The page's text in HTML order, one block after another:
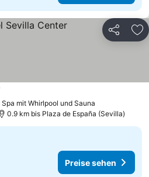
Teilen
mit Whirlpool und Sauna
0.9 km bis Plaza de España (Sevilla)
Preise sehen